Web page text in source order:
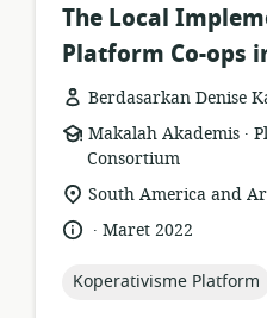
The Local
Platform Co-ops
Berdasarkan Denise
format
sumber
daya:
Makalah Akademis .
Consortium
lokasi
relevan:
South America and
bahasa:
.
tanggal
Maret 2022
topic:
Koperativisme Platform